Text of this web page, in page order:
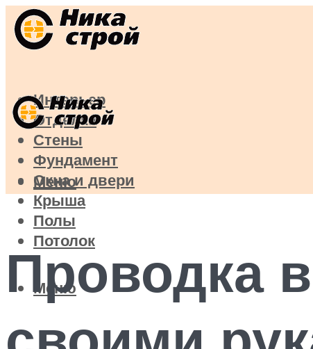
Интерьер
Отделка
Стены
Фундамент
Окна и двери
Крыша
Полы
Потолок
Меню
Меню
Проводка